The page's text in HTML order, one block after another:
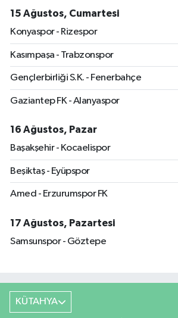
15 Ağustos, Cumartesi
Konyaspor - Rizespor
Kasımpaşa - Trabzonspor
Gençlerbirliği S.K. - Fenerbahçe
Gaziantep FK - Alanyaspor
16 Ağustos, Pazar
Başakşehir - Kocaelispor
Beşiktaş - Eyüpspor
Amed - Erzurumspor FK
17 Ağustos, Pazartesi
Samsunspor - Göztepe
KÜTAHYA